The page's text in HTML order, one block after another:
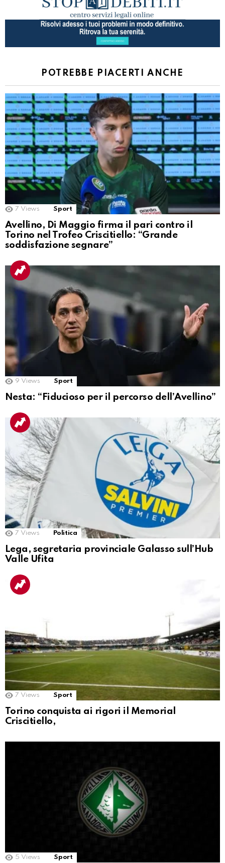
POTREBBE PIACERTI ANCHE
7 Views Sport
Avellino, Di Maggio firma il pari contro il
Torino nel Trofeo Criscitiello: “Grande
soddisfazione segnare”
9 Views Sport
Nesta: “Fiducioso per il percorso dell’Avellino”
7 Views Politica
Lega, segretaria provinciale Galasso sull’Hub
Valle Ufita
7 Views Sport
Torino conquista ai rigori il Memorial
Criscitiello,
5 Views Sport